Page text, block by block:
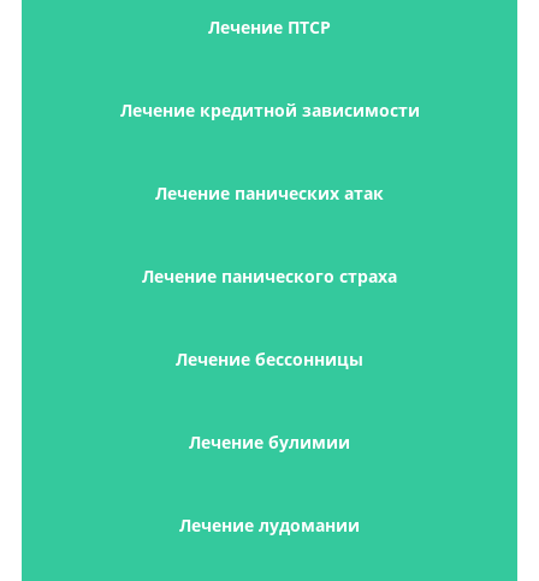
Лечение ПТСР
Лечение кредитной зависимости
Лечение панических атак
Лечение панического страха
Лечение бессонницы
Лечение булимии
Лечение лудомании